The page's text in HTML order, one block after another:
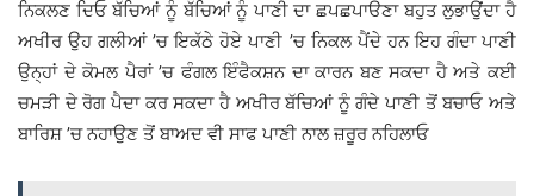
ਨਿਕਲਣ ਦਿਓ ਬੱਚਿਆਂ ਨੂੰ ਬੱਚਿਆਂ ਨੂੰ ਪਾਣੀ ਦਾ ਛਪਛਪਾੳਣਾ ਬਹੁਤ ਲੁਭਾਉਂਦਾ ਹੈ
ਅਖੀਰ ਉਹ ਗਲੀਆਂ ’ਚ ਇਕੱਠੇ ਹੋਏ ਪਾਣੀ ’ਚ ਨਿਕਲ ਪੈਂਦੇ ਹਨ ਇਹ ਗੰਦਾ ਪਾਣੀ
ਉਨ੍ਹਾਂ ਦੇ ਕੋਮਲ ਪੈਰਾਂ ’ਚ ਫੰਗਲ ਇੰਫੈਕਸ਼ਨ ਦਾ ਕਾਰਨ ਬਣ ਸਕਦਾ ਹੈ ਅਤੇ ਕਈ
ਚਮੜੀ ਦੇ ਰੋਗ ਪੈਦਾ ਕਰ ਸਕਦਾ ਹੈ ਅਖੀਰ ਬੱਚਿਆਂ ਨੂੰ ਗੰਦੇ ਪਾਣੀ ਤੋਂ ਬਚਾਓ ਅਤੇ
ਬਾਰਿਸ਼ ’ਚ ਨਹਾਉਣ ਤੋਂ ਬਾਅਦ ਵੀ ਸਾਫ ਪਾਣੀ ਨਾਲ ਜ਼ਰੂਰ ਨਹਿਲਾਓ